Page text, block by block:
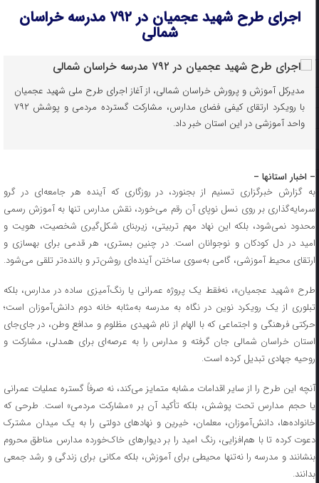
اجرای طرح شهید عجمیان در ۷۹۲ مدرسه خراسان
شمالی
مدیرکل آموزش و پرورش خراسان شمالی، از آغاز اجرای طرح ملی شهید عجمیان
با رویکرد ارتقای کیفی فضای مدارس، مشارکت گسترده مردمی و پوشش ۷۹۲
واحد آموزشی در این استان خبر داد.
– اخبار استانها –
به گزارش خبرگزاری تسنیم از بجنورد، در روزگاری که آینده هر جامعه‌ای در گرو
سرمایه‌گذاری بر روی نسل نوپای آن رقم می‌خورد، نقش مدارس تنها به آموزش رسمی
محدود نمی‌شود، بلکه این نهاد مهم تربیتی، زیربنای شکل‌گیری شخصیت، هویت و
امید در دل کودکان و نوجوانان است. در چنین بستری، هر قدمی برای بهسازی و
ارتقای محیط آموزشی، گامی به‌سوی ساختن آینده‌ای روشن‌تر و بالنده‌تر تلقی می‌شود.
طرح «شهید عجمیان»، نه‌فقط یک پروژه عمرانی یا رنگ‌آمیزی ساده در مدارس، بلکه
تبلوری از یک رویکرد نوین در نگاه به مدرسه به‌مثابه خانه دوم دانش‌آموزان است؛
حرکتی فرهنگی و اجتماعی که با الهام از نام شهیدی مظلوم و مدافع وطن، در جای‌جای
استان خراسان شمالی جان گرفته و مدارس را به عرصه‌ای برای همدلی، مشارکت و
روحیه جهادی تبدیل کرده است.
آنچه این طرح را از سایر اقدامات مشابه متمایز می‌کند، نه صرفاً گستره عملیات عمرانی
یا حجم مدارس تحت پوشش، بلکه تأکید آن بر «مشارکت مردمی» است. طرحی که
خانواده‌ها، دانش‌آموزان، معلمان، خیرین و نهادهای دولتی را به یک میدان مشترک
دعوت کرده تا با هم‌افزایی، رنگ امید را بر دیوارهای خاک‌خورده مدارس مناطق محروم
بنشانند و مدرسه را نه‌تنها محیطی برای آموزش، بلکه مکانی برای زندگی و رشد جمعی
بدانند.